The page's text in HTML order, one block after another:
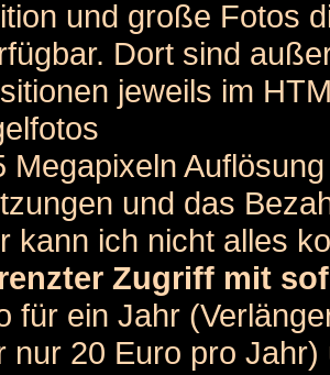
und große Fotos
Dort sind
jeweils im
Megapixeln
und das
kann ich nicht alles
Zugriff mit
für ein Jahr
nur 20 Euro pro